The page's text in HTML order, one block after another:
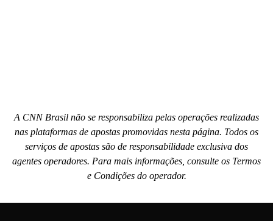
A CNN Brasil não se responsabiliza pelas operações realizadas
nas plataformas de apostas promovidas nesta página. Todos os
serviços de apostas são de responsabilidade exclusiva dos
agentes operadores. Para mais informações, consulte os Termos
e Condições do operador.